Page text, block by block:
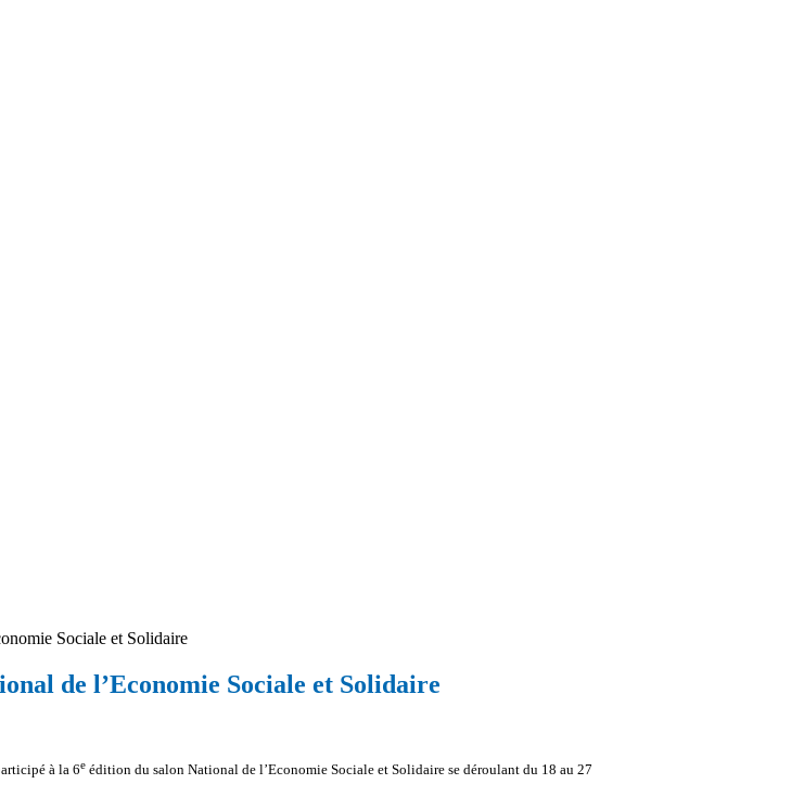
Sociale et Solidaire
de l’Economie Sociale et Solidaire
à la 6e édition du salon National de l’Economie Sociale et Solidaire se déroulant du 18 au 27